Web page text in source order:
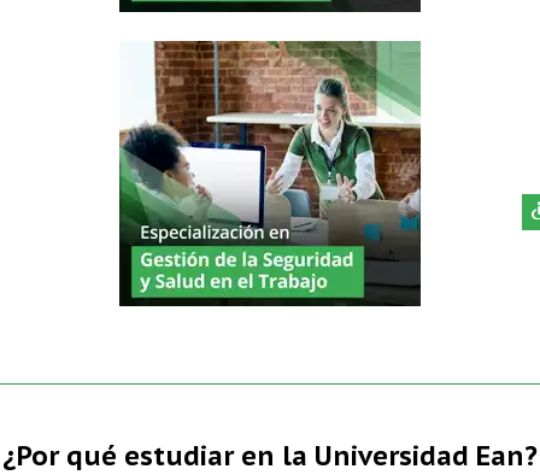
¿Por qué estudiar en la Universidad Ean?